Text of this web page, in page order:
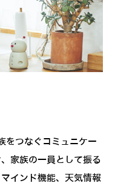
をつなぐコミュニケー
家族の一員として振る
インド機能、天気情報